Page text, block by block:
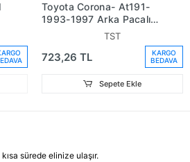
Toyota Corona- At191-
1993-1997 Arka Paçalık
Sol (Tyg) (OemTST
723,26 TL
KARGO
BEDAVA
Sepete Ekle
sürede elinize ulaşır.